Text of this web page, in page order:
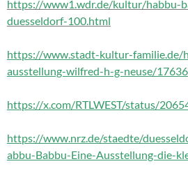
https://www1.wdr.de/kultur/habbu-
duesseldorf-100.html
https://www.stadt-kultur-familie.de/
ausstellung-wilfred-h-g-neuse/17636
https://x.com/RTLWEST/status/
https://www.nrz.de/staedte/
abbu-Babbu-Eine-Ausstellung-die-